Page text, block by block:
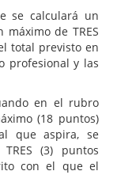
se calculará un
de TRES
total previsto en
profesional y las
en el rubro
(18 puntos)
que aspira, se
(3) puntos
con el que el